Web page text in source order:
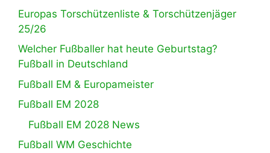
Europas Torschützenliste & Torschützenjäger
25/26
Welcher Fußballer hat heute Geburtstag?
Fußball in Deutschland
Fußball EM & Europameister
Fußball EM 2028
Fußball EM 2028 News
Fußball WM Geschichte